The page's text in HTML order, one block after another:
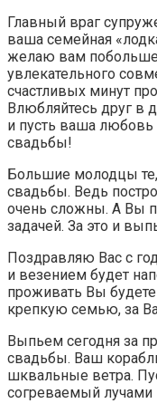
Главный враг
ваша семейная
желаю вам побольше
увлекательного
счастливых минут
Влюбляйтесь друг в
и пусть ваша
свадьбы!
Большие молодцы
свадьбы. Ведь
очень сложны. А Вы
задачей. За это и
Поздравляю Вас с
и везением будет
проживать Вы
крепкую семью, за
Выпьем сегодня за
свадьбы. Ваш
шквальные ветра.
согреваемый